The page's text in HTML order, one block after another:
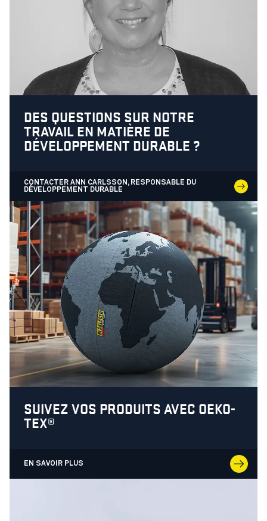
DES QUESTIONS SUR NOTRE
TRAVAIL EN MATIÈRE DE
DÉVELOPPEMENT DURABLE ?
CONTACTER ANN CARLSSON, RESPONSABLE DU
DÉVELOPPEMENT DURABLE
SUIVEZ VOS PRODUITS AVEC OEKO-
TEX®
EN SAVOIR PLUS